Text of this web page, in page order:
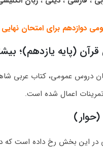
برای امتحان نهایی (چاپ ۱۴۰۳ نسبت
(پایه یازدهم)؛
دروس عمومی، کتاب عربی
اعمال شده است.
در این بخش رخ داده است که